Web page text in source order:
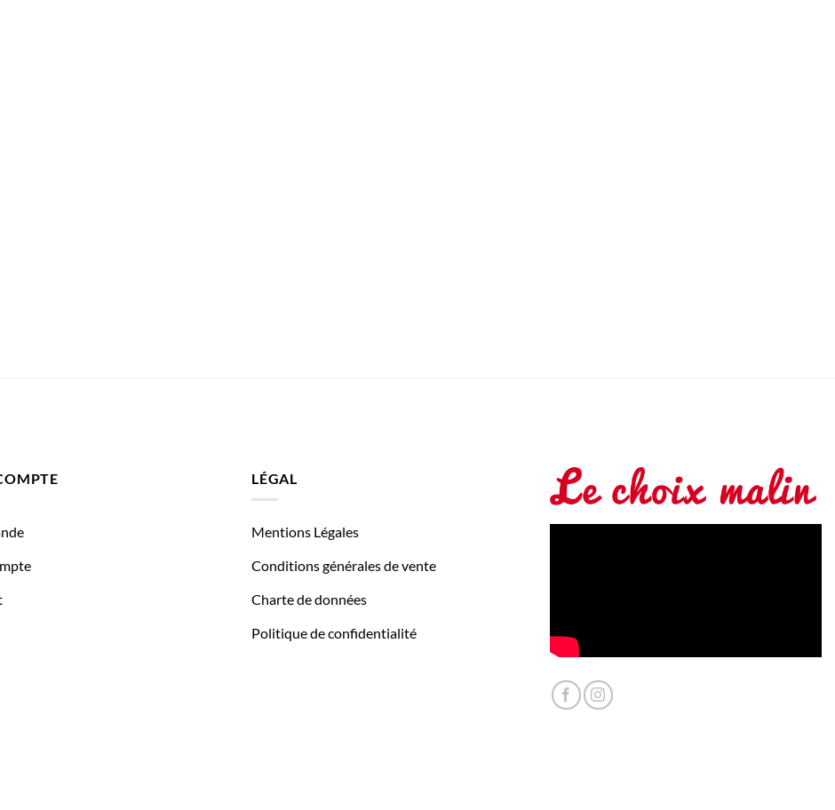
LÉGAL
Mentions Légales
Conditions générales de vente
Charte de données
Politique de confidentialité